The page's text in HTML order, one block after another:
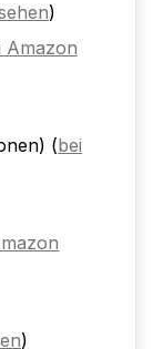
)
Amazon
(bei
)